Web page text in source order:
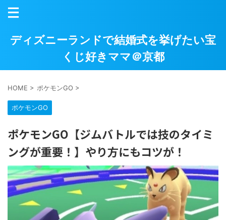
ディズニーランドで結婚式を挙げたい宝
くじ好きママ＠京都
HOME > ポケモンGO >
ポケモンGO
ポケモンGO【ジムバトルでは技のタイミ
ングが重要！】やり方にもコツが！